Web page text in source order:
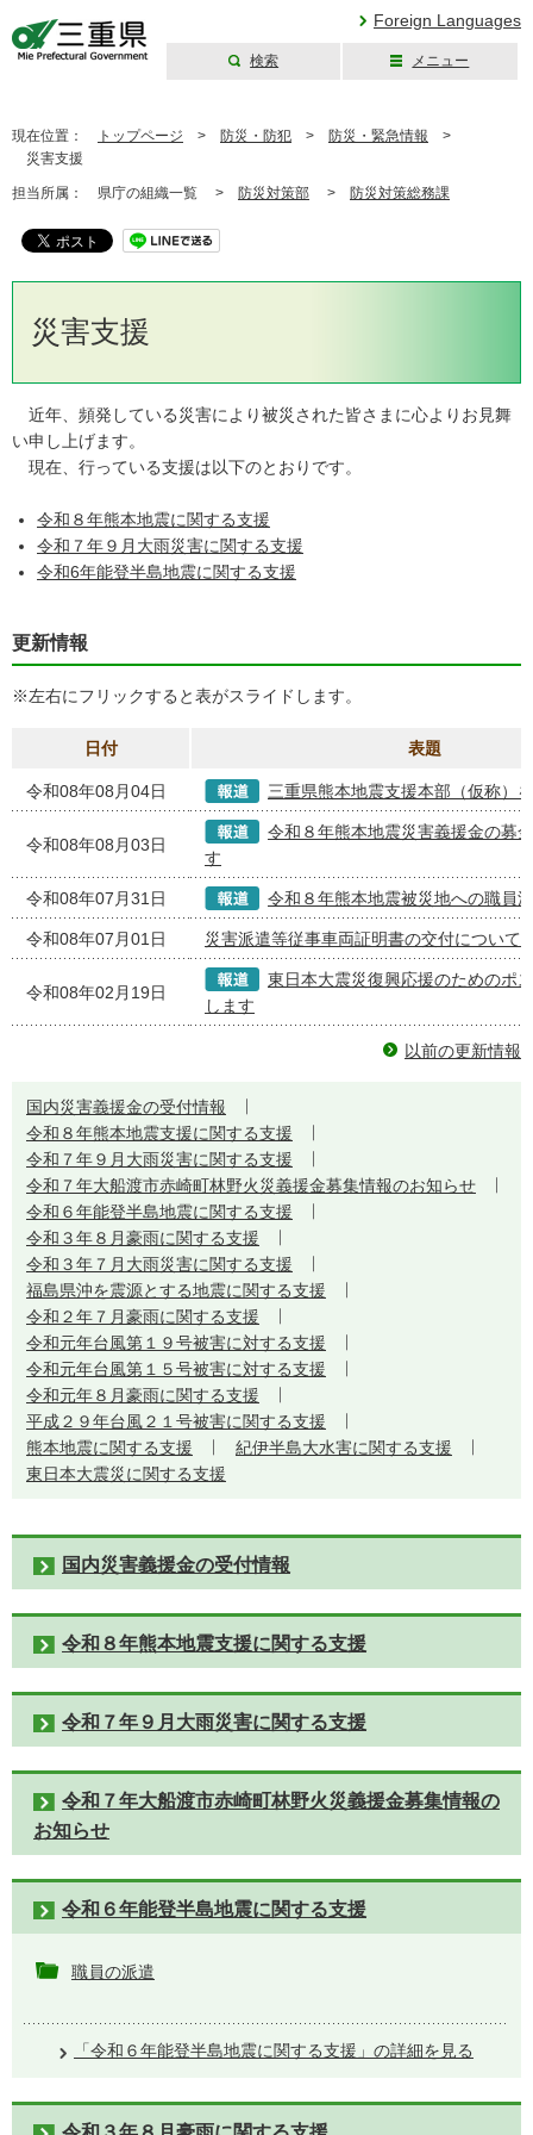
Foreign Languages
検索 メニュー
現在位置： トップページ > 防災・防犯 > 防災・緊急情報 >
災害支援
担当所属： 県庁の組織一覧 > 防災対策部 > 防災対策総務課
災害支援
近年、頻発している災害により被災された皆さまに心よりお見舞
い申し上げます。
現在、行っている支援は以下のとおりです。
令和８年熊本地震に関する支援
令和７年９月大雨災害に関する支援
令和6年能登半島地震に関する支援
更新情報
※左右にフリックすると表がスライドします。
日付 表題
令和08年08月04日 三重県熊本地震支援本部（仮称）
令和08年08月03日
令和８年熊本地震災害義援金の募
す
令和08年07月31日 令和８年熊本地震被災地への職員
令和08年07月01日 災害派遣等従事車両証明書の交付について
令和08年02月19日
東日本大震災復興応援のためのポ
します
以前の更新情報
国内災害義援金の受付情報
令和８年熊本地震支援に関する支援
令和７年９月大雨災害に関する支援
令和７年大船渡市赤崎町林野火災義援金募集情報のお知らせ
令和６年能登半島地震に関する支援
令和３年８月豪雨に関する支援
令和３年７月大雨災害に関する支援
福島県沖を震源とする地震に関する支援
令和２年７月豪雨に関する支援
令和元年台風第１９号被害に対する支援
令和元年台風第１５号被害に対する支援
令和元年８月豪雨に関する支援
平成２９年台風２１号被害に関する支援
熊本地震に関する支援
紀伊半島大水害に関する支援
東日本大震災に関する支援
国内災害義援金の受付情報
令和８年熊本地震支援に関する支援
令和７年９月大雨災害に関する支援
令和７年大船渡市赤崎町林野火災義援金募集情報の
お知らせ
令和６年能登半島地震に関する支援
職員の派遣
「令和６年能登半島地震に関する支援」の詳細を見る